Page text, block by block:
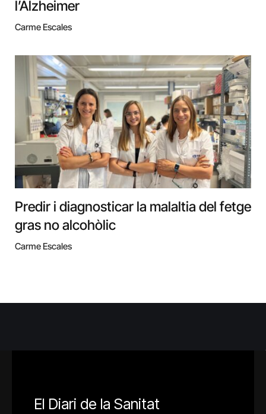
l’Alzheimer
Carme Escales
Predir i diagnosticar la malaltia del fetge
gras no alcohòlic
Carme Escales
El Diari de la Sanitat